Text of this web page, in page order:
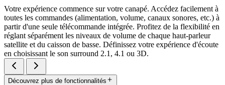
Votre expérience commence sur votre canapé. Accédez facilement à
toutes les commandes (alimentation, volume, canaux sonores, etc.) à
partir d'une seule télécommande intégrée. Profitez de la flexibilité en
réglant séparément les niveaux de volume de chaque haut-parleur
satellite et du caisson de basse. Définissez votre expérience d'écoute
en choisissant le son surround 2.1, 4.1 ou 3D.
Découvrez plus de fonctionnalités